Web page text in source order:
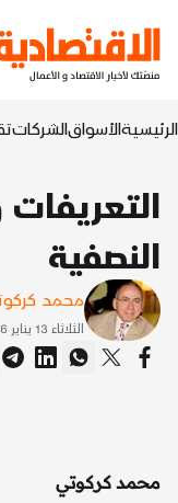
الرئيسيةالأسواقالشركات
التعريفات
النصفية
محمد
الثلاثاء 13 يناير 2026 14:30
محمد كركوتي